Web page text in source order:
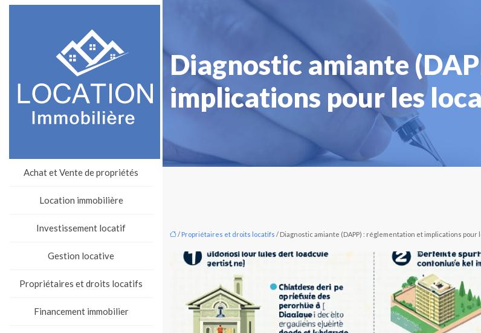
Achat et Vente de propriétés
Location immobilière
Investissement locatif
Gestion locative
Propriétaires et droits locatifs
Financement immobilier
Diagnostic amiante
implications pour les
/ Propriétaires et droits locatifs / Diagnostic amiante (DAPP) : réglementation et implications pour